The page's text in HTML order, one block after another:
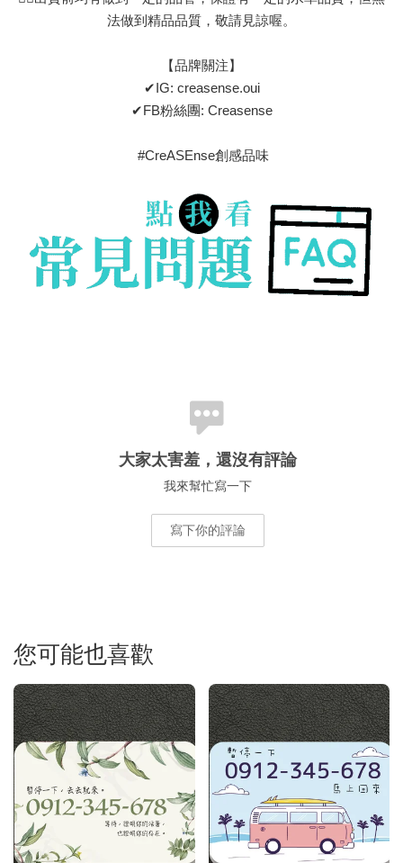
法做到精品品質，敬請見諒喔。
【品牌關注】
✔IG: creasense.oui
✔FB粉絲團: Creasense
#CreASEnse創感品味
大家太害羞，還沒有評論
我來幫忙寫一下
寫下你的評論
您可能也喜歡